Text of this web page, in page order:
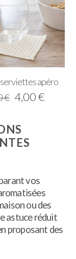
serviettes apéro
€ Le
était :
4,80 €.
4,00€Le
vos
ou des
astuce réduit
proposant des